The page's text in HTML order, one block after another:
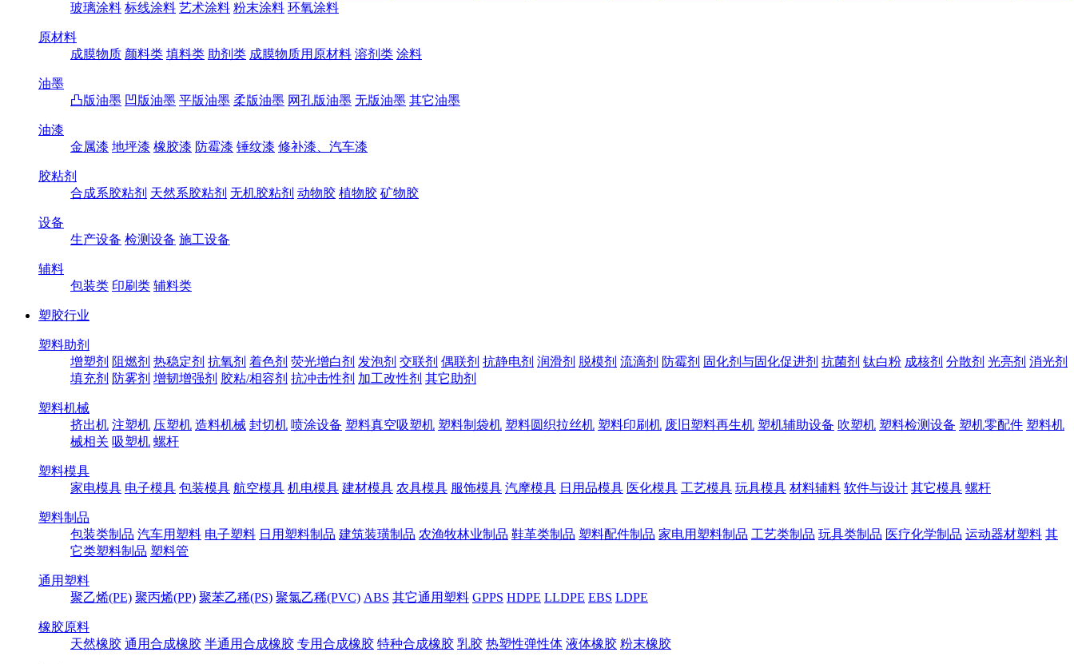
玻璃涂料 标线涂料 艺术涂料 粉末涂料 环氧涂料
原材料
成膜物质 颜料类 填料类 助剂类 成膜物质用原材料 溶剂类 涂料
油墨
凸版油墨 凹版油墨 平版油墨 柔版油墨 网孔版油墨 无版油墨 其它油墨
油漆
金属漆 地坪漆 橡胶漆 防霉漆 锤纹漆 修补漆、汽车漆
胶粘剂
合成系胶粘剂 天然系胶粘剂 无机胶粘剂 动物胶 植物胶 矿物胶
设备
生产设备 检测设备 施工设备
辅料
包装类 印刷类 辅料类
塑胶行业
塑料助剂
增塑剂 阻燃剂 热稳定剂 抗氧剂 着色剂 荧光增白剂 发泡剂 交联剂 偶联剂 抗静电剂 润滑剂 脱模剂 流滴剂 防霉剂 固化剂与固化促进剂 抗菌剂 钛白粉 成核剂 分散剂 光亮剂 消光剂
填充剂 防雾剂 增韧增强剂 胶粘/相容剂 抗冲击性剂 加工改性剂 其它助剂
塑料机械
挤出机 注塑机 压塑机 造料机械 封切机 喷涂设备 塑料真空吸塑机 塑料制袋机 塑料圆织拉丝机 塑料印刷机 废旧塑料再生机 塑机辅助设备 吹塑机 塑料检测设备 塑机零配件 塑料机
械相关 吸塑机 螺杆
塑料模具
家电模具 电子模具 包装模具 航空模具 机电模具 建材模具 农具模具 服饰模具 汽摩模具 日用品模具 医化模具 工艺模具 玩具模具 材料辅料 软件与设计 其它模具 螺杆
塑料制品
包装类制品 汽车用塑料 电子塑料 日用塑料制品 建筑装璜制品 农渔牧林业制品 鞋革类制品 塑料配件制品 家电用塑料制品 工艺类制品 玩具类制品 医疗化学制品 运动器材塑料 其
它类塑料制品 塑料管
通用塑料
聚乙烯(PE) 聚丙烯(PP) 聚苯乙稀(PS) 聚氯乙稀(PVC) ABS 其它通用塑料 GPPS HDPE LLDPE EBS LDPE
橡胶原料
天然橡胶 通用合成橡胶 半通用合成橡胶 专用合成橡胶 特种合成橡胶 乳胶 热塑性弹性体 液体橡胶 粉末橡胶